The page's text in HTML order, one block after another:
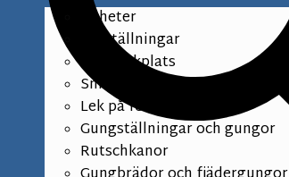
Nyheter
Lekställningar
Naturlekplats
Småbarnslek
Lek på förskolegården
Gungställningar och gungor
Rutschkanor